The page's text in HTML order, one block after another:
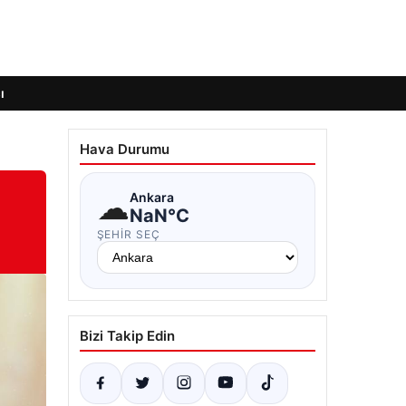
Hava Durumu
☁Ankara
NaN°C
ŞEHIR SEÇ
Bizi Takip Edin